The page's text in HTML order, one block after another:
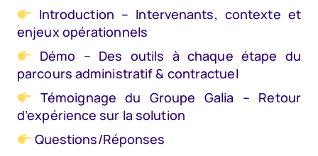
Introduction – Intervenants, contexte et
enjeux opérationnels
Démo – Des outils à chaque étape du
parcours administratif & contractuel
Témoignage du Groupe Galia – Retour
d’expérience sur la solution
Questions/Réponses